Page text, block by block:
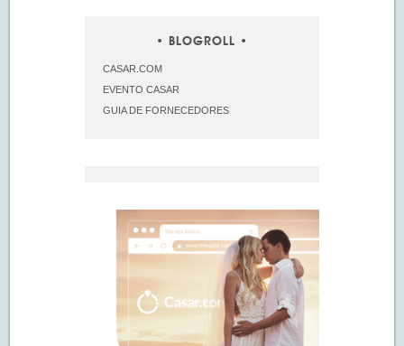
BLOGROLL
CASAR.COM
EVENTO CASAR
GUIA DE FORNECEDORES